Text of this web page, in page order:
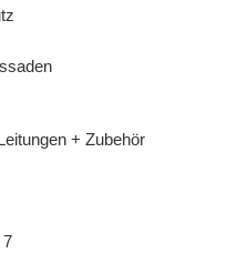
+ Zubehör
7